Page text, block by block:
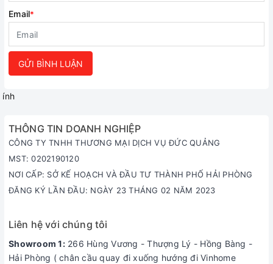
Email*
GỬI BÌNH LUẬN
ính
THÔNG TIN DOANH NGHIỆP
CÔNG TY TNHH THƯƠNG MẠI DỊCH VỤ ĐỨC QUẢNG
MST: 0202190120
NƠI CẤP: SỞ KẾ HOẠCH VÀ ĐẦU TƯ THÀNH PHỐ HẢI PHÒNG
ĐĂNG KÝ LẦN ĐẦU: NGÀY 23 THÁNG 02 NĂM 2023
Liên hệ với chúng tôi
Showroom 1:266 Hùng Vương - Thượng Lý - Hồng Bàng -
Hải Phòng ( chân cầu quay đi xuống hướng đi Vinhome